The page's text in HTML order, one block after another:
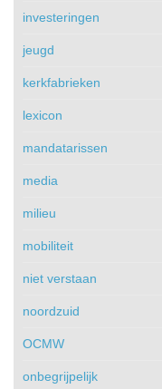
investeringen
jeugd
kerkfabrieken
lexicon
mandatarissen
media
milieu
mobiliteit
niet verstaan
noordzuid
OCMW
onbegrijpelijk